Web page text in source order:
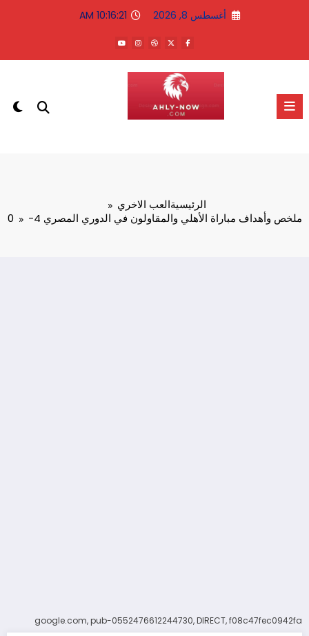
أغسطس 8, 2026 10:16:21 AM
الرئيسيةالعب الاخري
ملخص وأهداف مباراة الأهلي والمقاولون في الدوري المصري 4-0
google.com, pub-0552476612244730, DIRECT, f08c47fec0942fa